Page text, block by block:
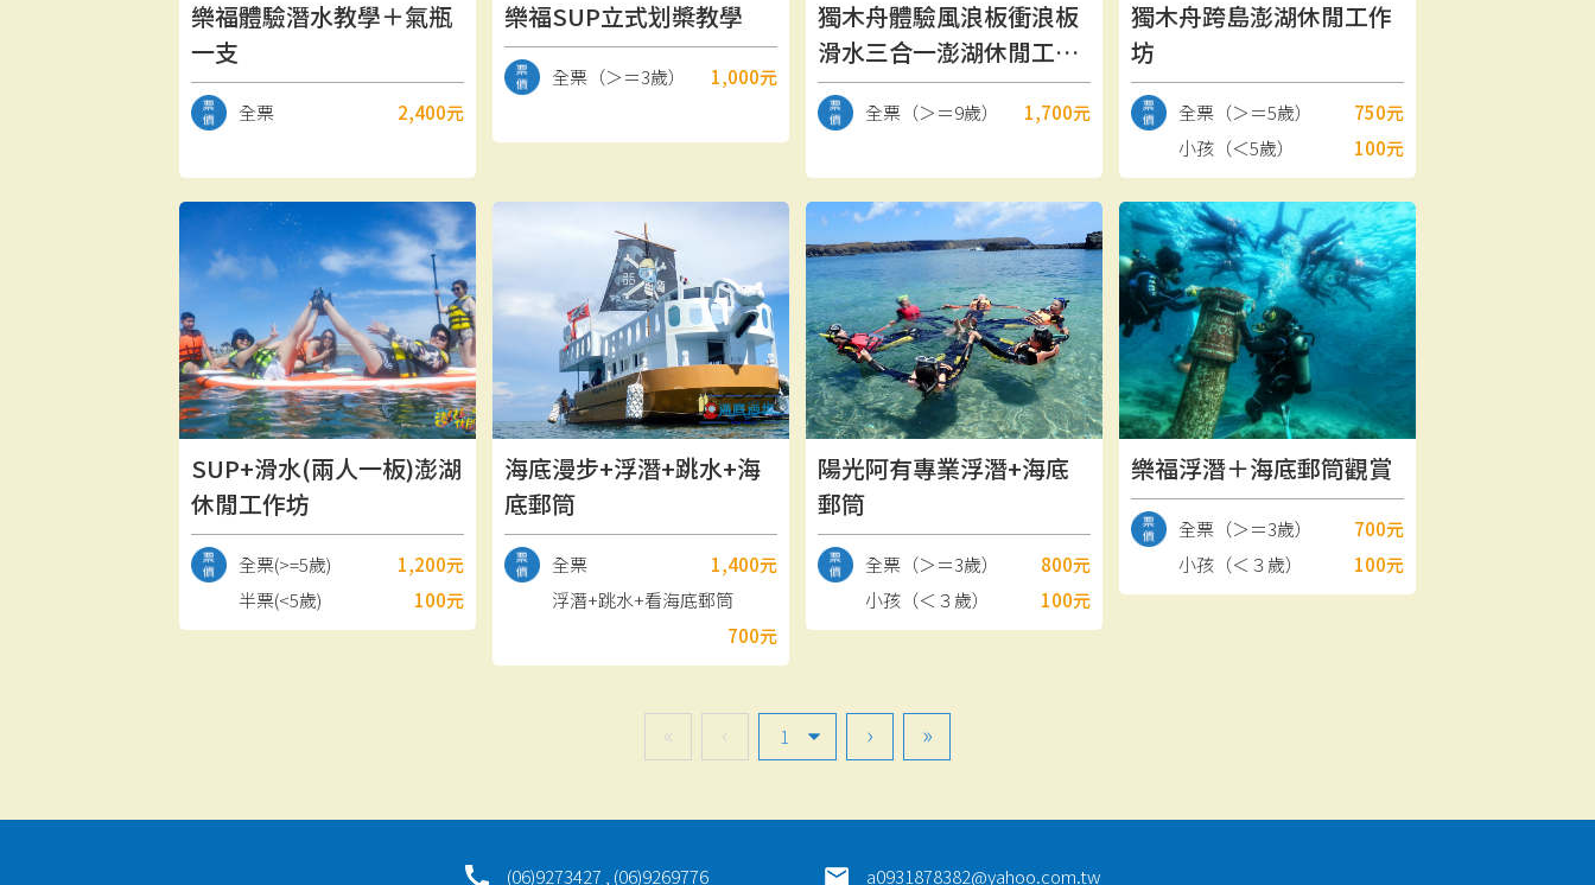
樂福體驗潛水教學＋氣瓶
一支
全票 2,400元
樂福SUP立式划槳教學
全票（＞＝3歲） 1,000元
獨木舟體驗風浪板衝浪板
滑水三合一澎湖休閒工作
坊
全票（＞＝9歲） 1,700元
獨木舟跨島澎湖休閒工作
坊
全票（＞＝5歲）
750元
小孩（＜5歲）
100元
SUP+滑水(兩人一板)澎湖
休閒工作坊
全票(>=5歲)
1,200元
半票(<5歲)
100元
海底漫步+浮潛+跳水+海
底郵筒
全票
1,400元
浮潛+跳水+看海底郵筒
700元
陽光阿有專業浮潛+海底
郵筒
全票（＞＝3歲）
800元
小孩（＜３歲）
100元
樂福浮潛＋海底郵筒觀賞
全票（＞＝3歲）
700元
小孩（＜３歲）
100元
« ‹ › »
(06)9273427 , (06)9269776 a0931878382@yahoo.com.tw